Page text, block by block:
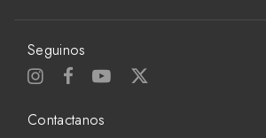
Seguinos
Contactanos